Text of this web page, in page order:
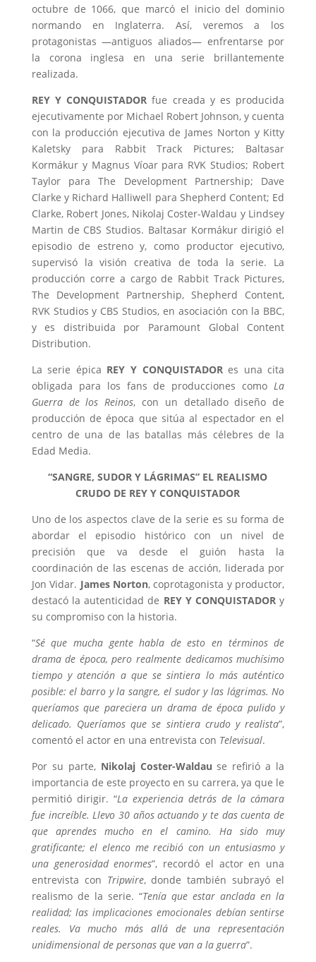
octubre de 1066, que marcó el inicio del dominio
normando en Inglaterra. Así, veremos a los
protagonistas —antiguos aliados— enfrentarse por
la corona inglesa en una serie brillantemente
realizada.
REY Y CONQUISTADOR fue creada y es producida
ejecutivamente por Michael Robert Johnson, y cuenta
con la producción ejecutiva de James Norton y Kitty
Kaletsky para Rabbit Track Pictures; Baltasar
Kormákur y Magnus Víoar para RVK Studios; Robert
Taylor para The Development Partnership; Dave
Clarke y Richard Halliwell para Shepherd Content; Ed
Clarke, Robert Jones, Nikolaj Coster-Waldau y Lindsey
Martin de CBS Studios. Baltasar Kormákur dirigió el
episodio de estreno y, como productor ejecutivo,
supervisó la visión creativa de toda la serie. La
producción corre a cargo de Rabbit Track Pictures,
The Development Partnership, Shepherd Content,
RVK Studios y CBS Studios, en asociación con la BBC,
y es distribuida por Paramount Global Content
Distribution.
La serie épica REY Y CONQUISTADORes una cita
obligada para los fans de producciones comoLa
Guerra de los Reinos, con un detallado diseño de
producción de época que sitúa al espectador en el
centro de una de las batallas más célebres de la
Edad Media.
“SANGRE, SUDOR Y LÁGRIMAS” EL REALISMO
CRUDO DE REY Y CONQUISTADOR
Uno de los aspectos clave de la serie es su forma de
abordar el episodio histórico con un nivel de
precisión que va desde el guión hasta la
coordinación de las escenas de acción, liderada por
Jon Vidar. James Norton, coprotagonista y productor,
destacó la autenticidad de REY Y CONQUISTADOR y
su compromiso con la historia.
“Sé que mucha gente habla de esto en términos de
drama de época, pero realmente dedicamos muchísimo
tiempo y atención a que se sintiera lo más auténtico
posible: el barro y la sangre, el sudor y las lágrimas. No
queríamos que pareciera un drama de época pulido y
delicado. Queríamos que se sintiera crudo y realista”,
comentó el actor en una entrevista con Televisual.
Por su parte, Nikolaj Coster-Waldau se refirió a la
importancia de este proyecto en su carrera, ya que le
permitió dirigir. “La experiencia detrás de la cámara
fue increíble. Llevo 30 años actuando y te das cuenta de
que aprendes mucho en el camino. Ha sido muy
gratificante; el elenco me recibió con un entusiasmo y
una generosidad enormes”, recordó el actor en una
entrevista con Tripwire, donde también subrayó el
realismo de la serie. “Tenía que estar anclada en la
realidad; las implicaciones emocionales debían sentirse
reales. Va mucho más allá de una representación
unidimensional de personas que van a la guerra”.